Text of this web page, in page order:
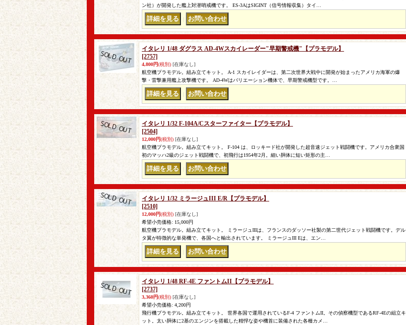
ン社）が開発した艦上対潜哨戒機です。 ES-3AはSIGINT（信号情報収集）タイ…
イタレリ 1/48 ダグラス AD-4Wスカイレーダー"早期警戒機"【プラモデル】
[2757]
4,800円(税別) [在庫なし]
航空機プラモデル。組み立てキット。 A-1 スカイレイダーは、第二次世界大戦中に開発が始まったアメリカ海軍の爆
撃・雷撃兼用艦上攻撃機です。 AD-4Wはバリエーション機体で、早期警戒機型です。…
イタレリ 1/32 F-104A/Cスターファイター【プラモデル】
[2504]
12,000円(税別) [在庫なし]
航空機プラモデル。組み立てキット。 F-104 は、ロッキード社が開発した超音速ジェット戦闘機です。アメリカ合衆国
初のマッハ2級のジェット戦闘機で、初飛行は1954年2月。細い胴体に短い矩形の主…
イタレリ 1/32 ミラージュIII E/R【プラモデル】
[2510]
12,000円(税別) [在庫なし]
希望小売価格: 15,000円
航空機プラモデル。組み立てキット。 ミラージュIIIは、フランスのダッソー社製の第二世代ジェット戦闘機です。デル
タ翼が特徴的な単発機で、各国へと輸出されています。 ミラージュIII Eは、エン…
イタレリ 1/48 RF-4E ファントムII【プラモデル】
[2737]
3,360円(税別) [在庫なし]
希望小売価格: 4,200円
飛行機プラモデル。組み立てキット。 世界各国で運用されているF-4 ファントムII。その偵察機型であるRF-4Eの組立キ
ット。太い胴体に2基のエンジンを搭載した精悍な姿や機首に装備された各種カメ…